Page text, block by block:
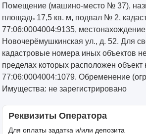
Помещение (машино-место № 37),
площадь 17,5 кв. м, подвал № 2,
77:06:0004004:9135,
Новочерёмушкинская ул., д. 52. Для
кадастровые номера иных объектов
пределах которых расположен
77:06:0004004:1079. Обременение
Имущества: не зарегистрировано
Реквизиты Оператора
Для оплаты задатка и/или депозита